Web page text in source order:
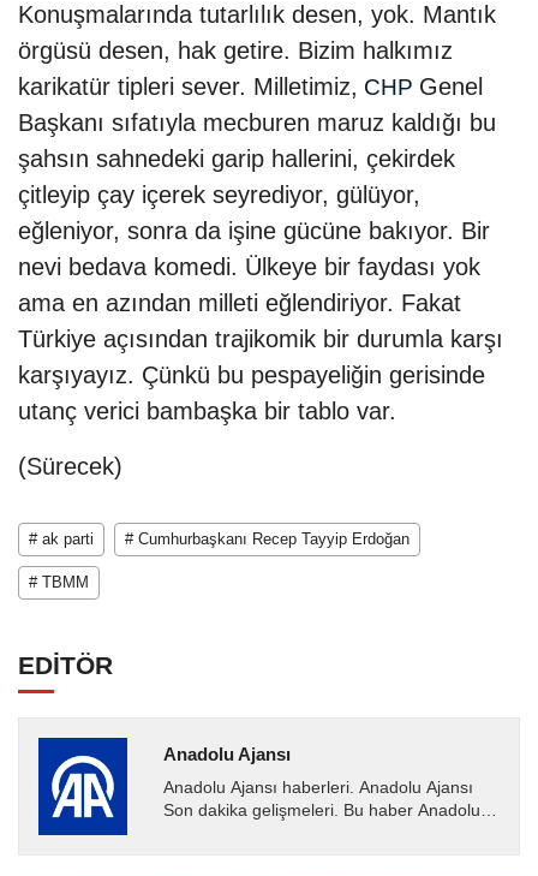
Konuşmalarında tutarlılık desen, yok. Mantık
örgüsü desen, hak getire. Bizim halkımız
karikatür tipleri sever. Milletimiz, CHP Genel
Başkanı sıfatıyla mecburen maruz kaldığı bu
şahsın sahnedeki garip hallerini, çekirdek
çitleyip çay içerek seyrediyor, gülüyor,
eğleniyor, sonra da işine gücüne bakıyor. Bir
nevi bedava komedi. Ülkeye bir faydası yok
ama en azından milleti eğlendiriyor. Fakat
Türkiye açısından trajikomik bir durumla karşı
karşıyayız. Çünkü bu pespayeliğin gerisinde
utanç verici bambaşka bir tablo var.
(Sürecek)
# ak parti # Cumhurbaşkanı Recep Tayyip Erdoğan
# TBMM
EDİTÖR
Anadolu Ajansı
Anadolu Ajansı haberleri. Anadolu Ajansı
Son dakika gelişmeleri. Bu haber Anadolu
Ajansı tarafından...